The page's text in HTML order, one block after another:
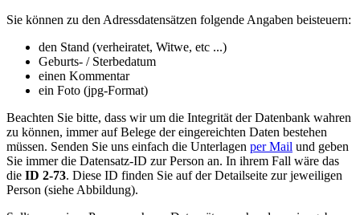
Sie können zu den Adressdatensätzen folgende Angaben beisteuern:
den Stand (verheiratet, Witwe, etc ...)
Geburts- / Sterbedatum
einen Kommentar
ein Foto (jpg-Format)
Beachten Sie bitte, dass wir um die Integrität der Datenbank wahren
zu können, immer auf Belege der eingereichten Daten bestehen
müssen. Senden Sie uns einfach die Unterlagen per Mail und geben
Sie immer die Datensatz-ID zur Person an. In ihrem Fall wäre das
die ID 2-73. Diese ID finden Sie auf der Detailseite zur jeweiligen
Person (siehe Abbildung).